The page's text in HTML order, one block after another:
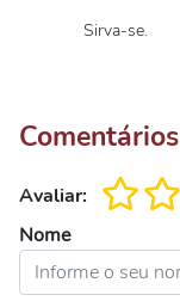
Sirva-se.
Comentários
Avaliar:
Nome